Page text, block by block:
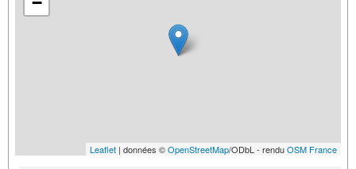
Leaflet | données ©OpenStreetMap/ODbL - renduOSM France